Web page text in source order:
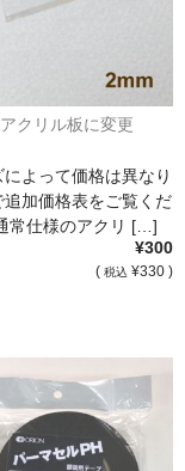
クリル板に変更
によって価格は異なり
追加価格表をご覧くだ
常仕様のアクリ […]
¥300
( 税込 ¥330 )